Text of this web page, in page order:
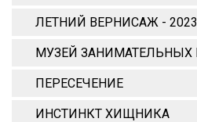
ЛЕТНИЙ ВЕРНИСАЖ - 2023
МУЗЕЙ ЗАНИМАТЕЛЬНЫХ
ПЕРЕСЕЧЕНИЕ
ИНСТИНКТ ХИЩНИКА